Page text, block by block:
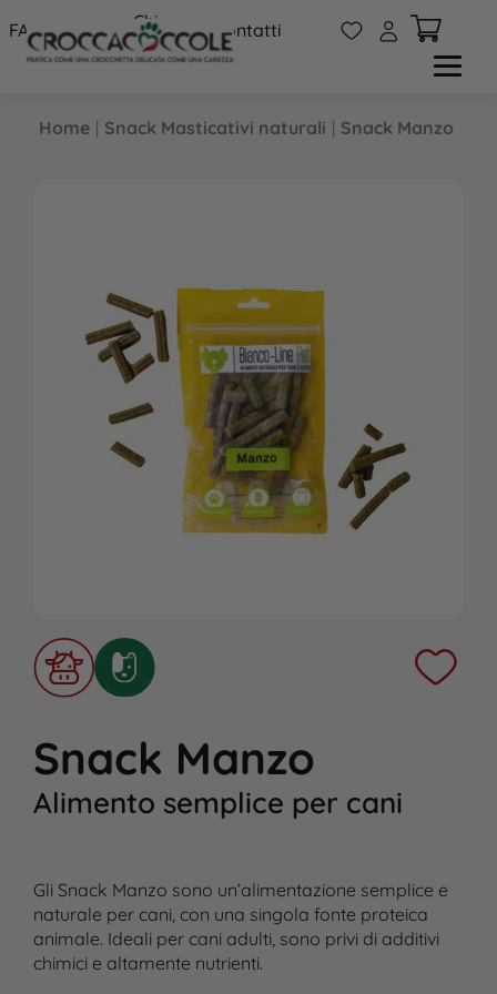
FAQs
Chi
siamo
Contatti W A
Home | Snack Masticativi naturali | Snack Manzo
Snack Manzo
Alimento semplice per cani
Gli Snack Manzo sono un’alimentazione semplice e
naturale per cani, con una singola fonte proteica
animale. Ideali per cani adulti, sono privi di additivi
chimici e altamente nutrienti.